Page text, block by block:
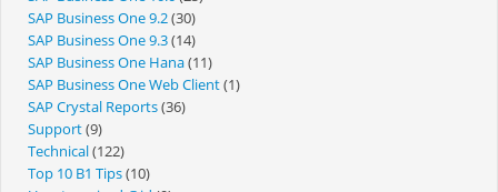
SAP Business One 9.2(30)
SAP Business One 9.3(14)
SAP Business One Hana(11)
SAP Business One Web Client(1)
SAP Crystal Reports(36)
Support(9)
Technical(122)
Top 10 B1 Tips(10)